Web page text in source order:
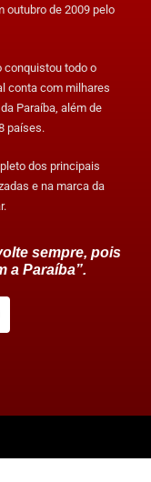
outubro de 2009 pelo
conquistou todo o
conta com milhares
Paraíba, além de
países.
dos principais
e na marca da
sempre, pois
a Paraíba”.